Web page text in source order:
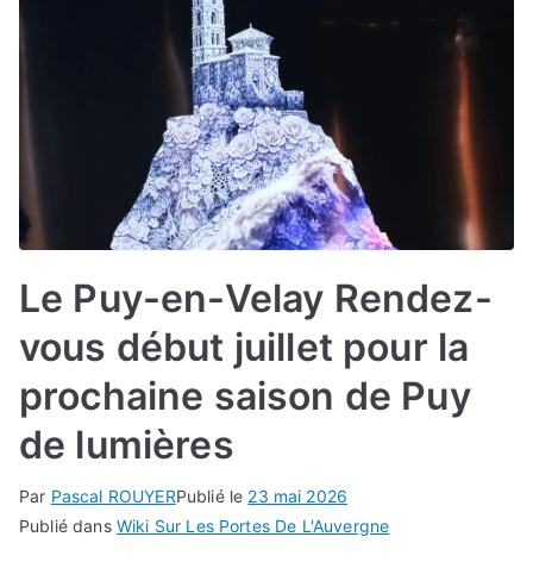
Le Puy-en-Velay Rendez-
vous début juillet pour la
prochaine saison de Puy
de lumières
Par Pascal ROUYERPublié le 23 mai 2026
Publié dans Wiki Sur Les Portes De L'Auvergne